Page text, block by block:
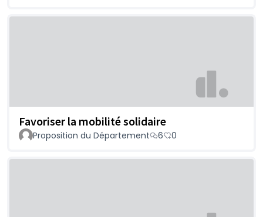
Favoriser la mobilité solidaire
Proposition du Département 6 0